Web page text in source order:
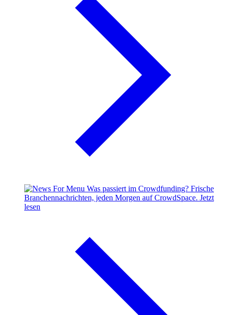
Was passiert im Crowdfunding? Frische
Branchennachrichten, jeden Morgen auf CrowdSpace. Jetzt
lesen